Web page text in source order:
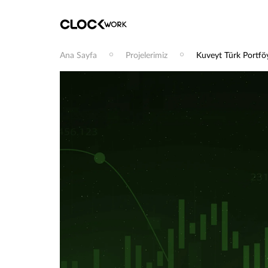
Ana Sayfa Projelerimiz Kuveyt Türk